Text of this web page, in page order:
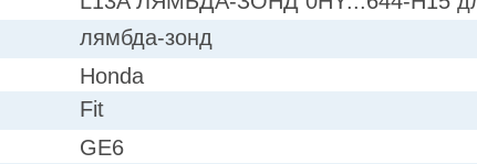
лямбда-зонд
Honda
Fit
GE6